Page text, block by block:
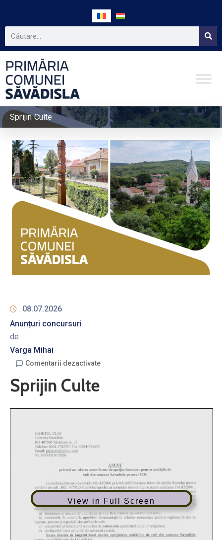
Sprijin Culte
08.07.2026
Anunțuri concursuri
de
Varga Mihai
Comentarii dezactivate
Sprijin Culte
View in Full Screen